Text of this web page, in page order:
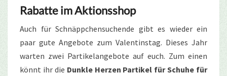
Rabatte im Aktionsshop
Auch für Schnäppchensuchende gibt es wieder ein
paar gute Angebote zum Valentinstag. Dieses Jahr
warten zwei Partikelangebote auf euch. Zum einen
könnt ihr die Dunkle Herzen Partikel für Schuhe für